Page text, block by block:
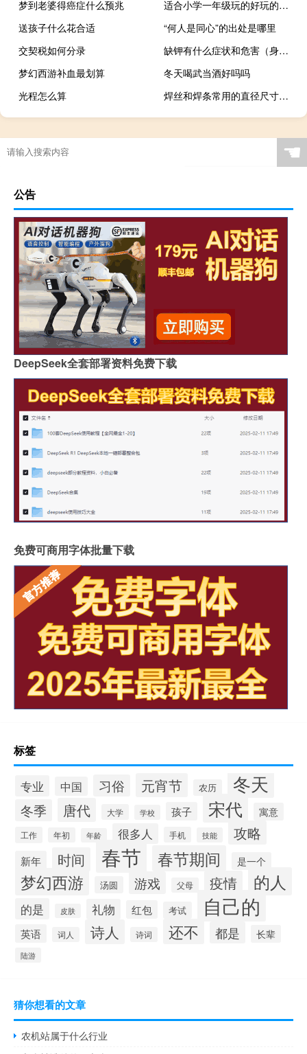
梦到老婆得癌症什么预兆
适合小学一年级玩的好玩的室内游戏
送孩子什么花合适
“何人是同心”的出处是哪里
交契税如何分录
缺钾有什么症状和危害（身体缺钾的症状与危害）
梦幻西游补血最划算
冬天喝武当酒好吗吗
光程怎么算
焊丝和焊条常用的直径尺寸（焊丝和焊条的区别）
☚
公告
DeepSeek全套部署资料免费下载
免费可商用字体批量下载
标签
专业 中国 习俗 元宵节 农历 冬天
冬季 唐代 大学 学校 孩子 宋代 寓意
工作 年初 年龄 很多人 手机 技能 攻略
新年 时间 春节 春节期间 是一个
梦幻西游 汤圆 游戏 父母 疫情 的人
的是 皮肤 礼物 红包 考试 自己的
英语 词人 诗人 诗词 还不 都是 长辈
陆游
猜你想看的文章
农机站属于什么行业